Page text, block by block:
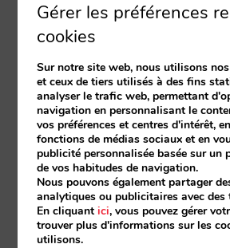
Gérer les préférences
cookies
Sur notre site web, nous utilisons
et ceux de tiers utilisés à des fins
analyser le trafic web, permettant
navigation en personnalisant le
vos préférences et centres d'intérêt,
fonctions de médias sociaux et en
publicité personnalisée basée sur un
de vos habitudes de navigation.
Nous pouvons également partager
analytiques ou publicitaires avec des
En cliquantici, vous pouvez gérer
trouver plus d'informations sur les
utilisons.